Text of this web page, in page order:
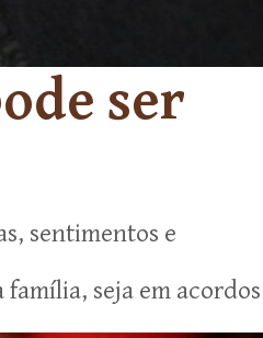
ser
sentimentos e
seja em acordos